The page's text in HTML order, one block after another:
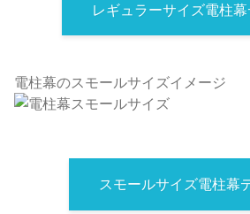
レギュラーサイズ電柱
電柱幕のスモールサイズイメージ
スモールサイズ電柱幕